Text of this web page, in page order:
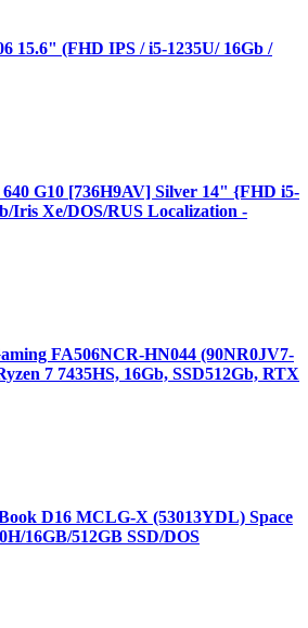
15.6" (FHD IPS / i5-1235U/ 16Gb /
G10 [736H9AV] Silver 14" {FHD i5-
Iris Xe/DOS/RUS Localization -
FA506NCR-HN044 (90NR0JV7-
7 7435HS, 16Gb, SSD512Gb, RTX
D16 MCLG-X (53013YDL) Space
16GB/512GB SSD/DOS